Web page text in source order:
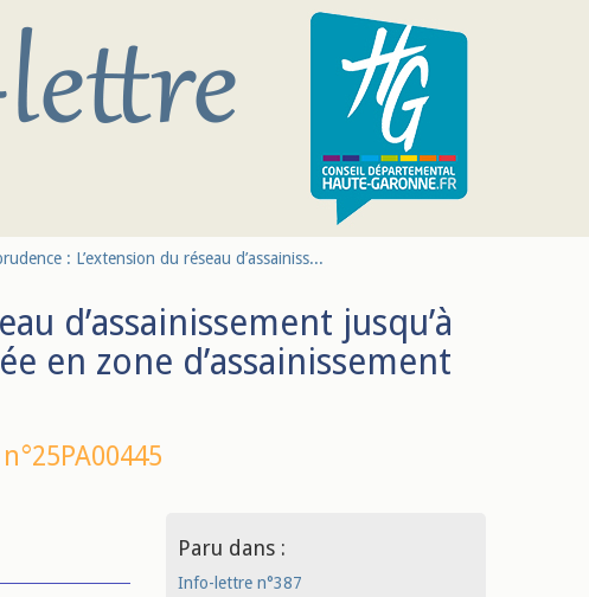
: L’extension du réseau d’assainiss...
d’assainissement jusqu’à
en zone d’assainissement
Paru dans :
Info-lettre n°387